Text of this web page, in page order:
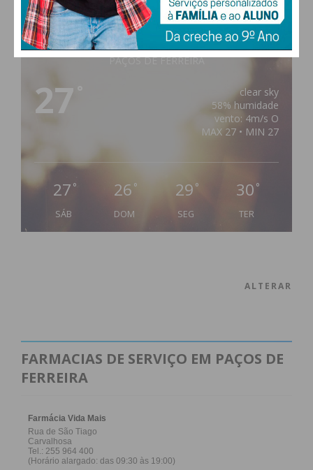
PAÇOS DE FERREIRA
27
clear sky
58% humidade
vento: 4m/s O
MAX 27 • MIN 27
27 °
SÁB
26 °
DOM
29 °
SEG
30 °
TER
ALTERAR
FARMACIAS DE SERVIÇO EM PAÇOS DE
FERREIRA